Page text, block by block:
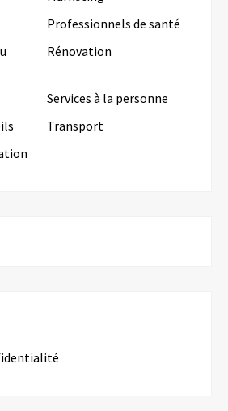
Professionnels de santé
Rénovation
Services à la personne
Transport